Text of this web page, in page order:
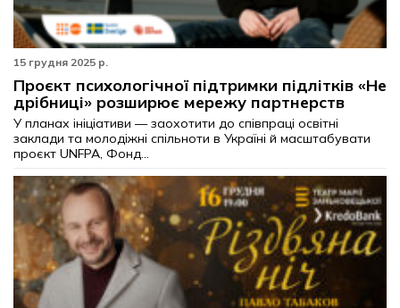
15 грудня 2025 р.
Проєкт психологічної підтримки підлітків «Не
дрібниці» розширює мережу партнерств
У планах ініціативи — заохотити до співпраці освітні
заклади та молодіжні спільноти в Україні й масштабувати
проєкт UNFPA, Фонд...